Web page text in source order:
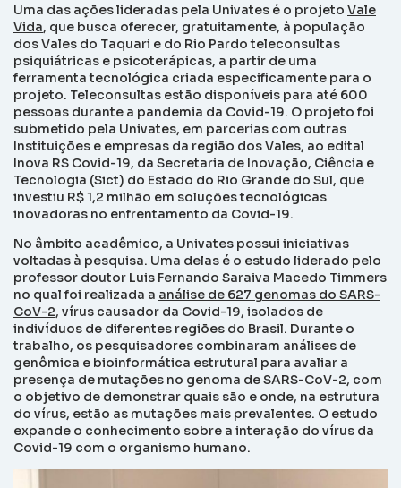
Uma das ações lideradas pela Univates é o projeto Vale
Vida, que busca oferecer, gratuitamente, à população
dos Vales do Taquari e do Rio Pardo teleconsultas
psiquiátricas e psicoterápicas, a partir de uma
ferramenta tecnológica criada especificamente para o
projeto. Teleconsultas estão disponíveis para até 600
pessoas durante a pandemia da Covid-19. O projeto foi
submetido pela Univates, em parcerias com outras
Instituições e empresas da região dos Vales, ao edital
Inova RS Covid-19, da Secretaria de Inovação, Ciência e
Tecnologia (Sict) do Estado do Rio Grande do Sul, que
investiu R$ 1,2 milhão em soluções tecnológicas
inovadoras no enfrentamento da Covid-19.
No âmbito acadêmico, a Univates possui iniciativas
voltadas à pesquisa. Uma delas é o estudo liderado pelo
professor doutor Luis Fernando Saraiva Macedo Timmers
no qual foi realizada a análise de 627 genomas do SARS-
CoV-2, vírus causador da Covid-19, isolados de
indivíduos de diferentes regiões do Brasil. Durante o
trabalho, os pesquisadores combinaram análises de
genômica e bioinformática estrutural para avaliar a
presença de mutações no genoma de SARS-CoV-2, com
o objetivo de demonstrar quais são e onde, na estrutura
do vírus, estão as mutações mais prevalentes. O estudo
expande o conhecimento sobre a interação do vírus da
Covid-19 com o organismo humano.